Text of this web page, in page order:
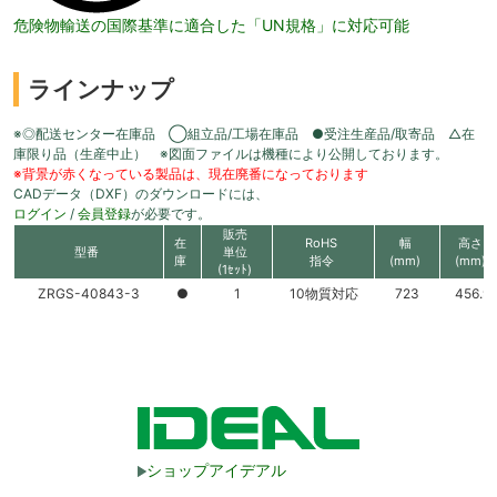
危険物輸送の国際基準に適合した「UN規格」に対応可能
ラインナップ
※◎配送センター在庫品 ◯組立品/工場在庫品 ●受注生産品/取寄品 △在
庫限り品（生産中止） ※図面ファイルは機種により公開しております。
※背景が赤くなっている製品は、現在廃番になっております
CADデータ（DXF）のダウンロードには、
ログイン / 会員登録が必要です。
型番
在
庫
販売
単位
(1ｾｯﾄ)
RoHS
指令
幅
(mm)
高さ
(mm)
ZRGS-40843-3 ● 1 10物質対応 723 456.9
ショップアイデアル